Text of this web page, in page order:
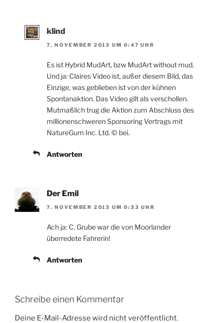
klind
7. NOVEMBER 2013 UM 0:47 UHR
Es ist Hybrid MudArt, bzw MudArt without mud.
Und ja: Claires Video ist, außer diesem Bild, das
Einzige, was geblieben ist von der kühnen
Spontanaktion. Das Video gilt als verschollen.
Mutmaßlich trug die Aktion zum Abschluss des
millionenschweren Sponsoring Vertrags mit
NatureGum Inc. Ltd. © bei.
Antworten
Der Emil
7. NOVEMBER 2013 UM 0:33 UHR
Ach ja: C. Grube war die von Moorlander
überredete Fahrerin!
Antworten
Schreibe einen Kommentar
Deine E-Mail-Adresse wird nicht veröffentlicht.